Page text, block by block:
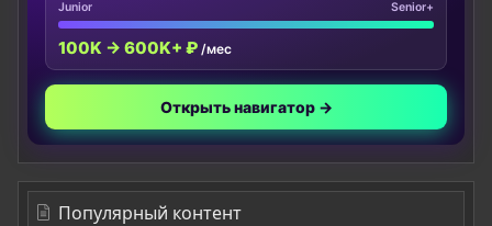
Junior Senior+
100K → 600K+ ₽ /мес
Открыть навигатор →
Популярный контент